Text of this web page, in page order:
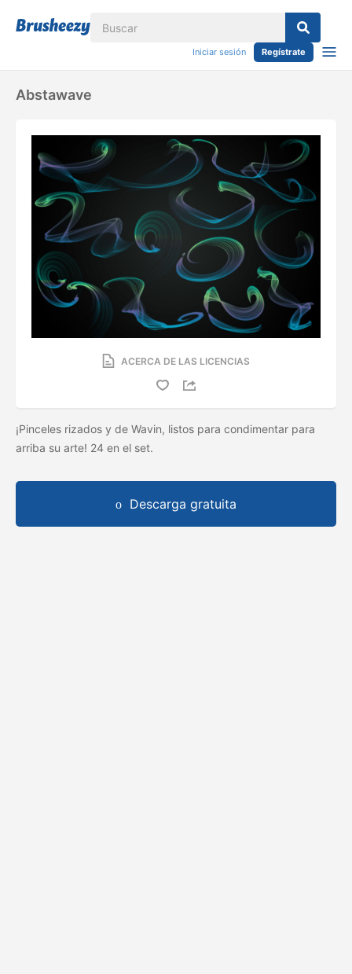
Iniciar sesión Regístrate
Abstawave
ACERCA DE LAS LICENCIAS
¡Pinceles rizados y de Wavin, listos para condimentar para
arriba su arte! 24 en el set.
Descarga gratuita